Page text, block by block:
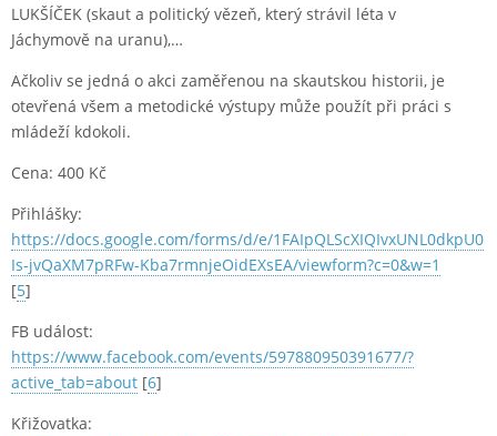
LUKŠÍČEK (skaut a politický vězeň, který strávil léta v
Jáchymově na uranu),…
Ačkoliv se jedná o akci zaměřenou na skautskou historii, je
otevřená všem a metodické výstupy může použít při práci s
mládeží kdokoli.
Cena: 400 Kč
Přihlášky:
https://docs.google.com/forms/d/e/1FAIpQLScXIQIvxUNL0dkpU0
Is-jvQaXM7pRFw-Kba7rmnjeOidEXsEA/viewform?c=0&w=1
[5]
FB událost:
https://www.facebook.com/events/597880950391677/?
active_tab=about [6]
Křižovatka: